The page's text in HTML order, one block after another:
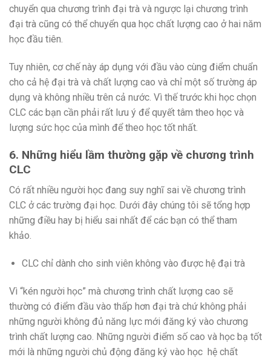
chuyển qua chương trình đại trà và ngược lại chương trình
đại trà cũng có thể chuyển qua học chất lượng cao ở hai năm
học đầu tiên.
Tuy nhiên, cơ chế này áp dụng với đầu vào cùng điểm chuẩn
cho cả hệ đại trà và chất lượng cao và chỉ một số trường áp
dụng và không nhiều trên cả nước. Vì thế trước khi học chọn
CLC các bạn cần phải rất lưu ý để quyết tâm theo học và
lượng sức học của mình để theo học tốt nhất.
6. Những hiểu lầm thường gặp về chương trình
CLC
Có rất nhiều người học đang suy nghĩ sai về chương trình
CLC ở các trường đại học. Dưới đây chúng tôi sẽ tổng hợp
những điều hay bị hiểu sai nhất để các bạn có thể tham
khảo.
CLC chỉ dành cho sinh viên không vào được hệ đại trà
Vì “kén người học” mà chương trình chất lượng cao sẽ
thường có điểm đầu vào thấp hơn đại trà chứ không phải
những người không đủ năng lực mới đăng ký vào chương
trình chất lượng cao. Những người điểm số cao và học bạ tốt
mới là những người chủ động đăng ký vào học hệ chất